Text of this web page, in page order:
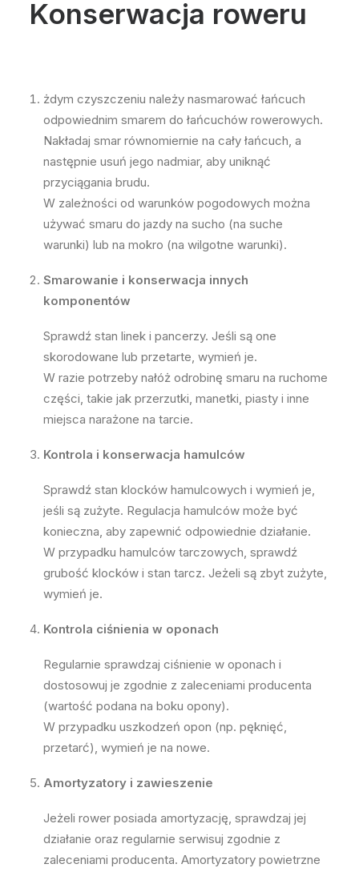
Konserwacja roweru
żdym czyszczeniu należy nasmarować łańcuch
odpowiednim smarem do łańcuchów rowerowych.
Nakładaj smar równomiernie na cały łańcuch, a
następnie usuń jego nadmiar, aby uniknąć
przyciągania brudu.
W zależności od warunków pogodowych można
używać smaru do jazdy na sucho (na suche
warunki) lub na mokro (na wilgotne warunki).
Smarowanie i konserwacja innych
komponentów
Sprawdź stan linek i pancerzy. Jeśli są one
skorodowane lub przetarte, wymień je.
W razie potrzeby nałóż odrobinę smaru na ruchome
części, takie jak przerzutki, manetki, piasty i inne
miejsca narażone na tarcie.
Kontrola i konserwacja hamulców
Sprawdź stan klocków hamulcowych i wymień je,
jeśli są zużyte. Regulacja hamulców może być
konieczna, aby zapewnić odpowiednie działanie.
W przypadku hamulców tarczowych, sprawdź
grubość klocków i stan tarcz. Jeżeli są zbyt zużyte,
wymień je.
Kontrola ciśnienia w oponach
Regularnie sprawdzaj ciśnienie w oponach i
dostosowuj je zgodnie z zaleceniami producenta
(wartość podana na boku opony).
W przypadku uszkodzeń opon (np. pęknięć,
przetarć), wymień je na nowe.
Amortyzatory i zawieszenie
Jeżeli rower posiada amortyzację, sprawdzaj jej
działanie oraz regularnie serwisuj zgodnie z
zaleceniami producenta. Amortyzatory powietrzne